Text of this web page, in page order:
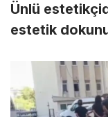
Ünlü
estetik